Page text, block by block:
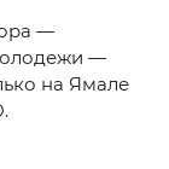
—
—
на Ямале